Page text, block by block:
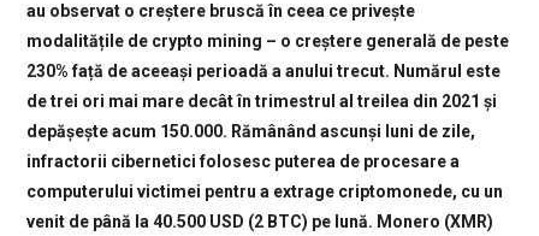
au observat o creștere bruscă în ceea ce privește
modalitățile de crypto mining – o creștere generală de peste
230% față de aceeași perioadă a anului trecut. Numărul este
de trei ori mai mare decât în trimestrul al treilea din 2021 și
depășește acum 150.000. Rămânând ascunși luni de zile,
infractorii cibernetici folosesc puterea de procesare a
computerului victimei pentru a extrage criptomonede, cu un
venit de până la 40.500 USD (2 BTC) pe lună. Monero (XMR)